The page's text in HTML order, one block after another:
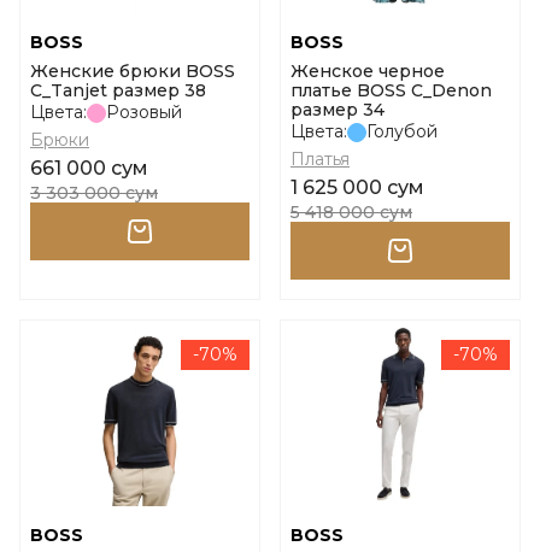
BOSS
Женские брюки BOSS
C_Tanjet размер 38
Цвета:
Розовый
Брюки
661 000 сум
3 303 000 сум
BOSS
Женское черное
платье BOSS C_Denon
размер 34
Цвета:
Голубой
Платья
1 625 000 сум
5 418 000 сум
-70%
BOSS
-70%
BOSS